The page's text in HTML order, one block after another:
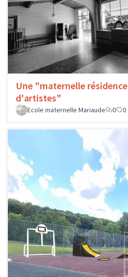
Une "maternelle résidence
d'artistes"
Ecole maternelle Mariaude
0 0